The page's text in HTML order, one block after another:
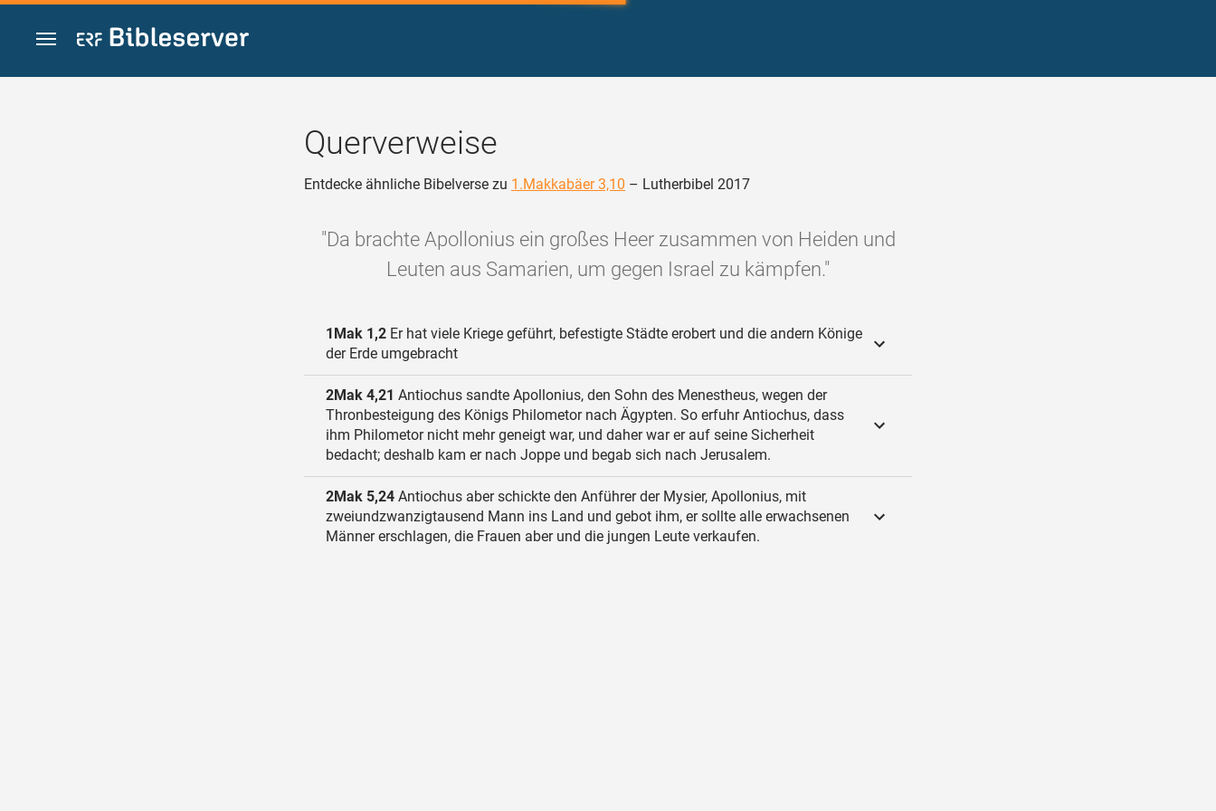
Zum Inhalt springen
Querverweise
Entdecke ähnliche Bibelverse zu 1.Makkabäer 3,10 – Lutherbibel 2017
"Da brachte Apollonius ein großes Heer zusammen von Heiden und
Leuten aus Samarien, um gegen Israel zu kämpfen."
1Mak 1,2 Er hat viele Kriege geführt, befestigte Städte erobert und die andern Könige
der Erde umgebracht
2Mak 4,21 Antiochus sandte Apollonius, den Sohn des Menestheus, wegen der
Thronbesteigung des Königs Philometor nach Ägypten. So erfuhr Antiochus, dass
ihm Philometor nicht mehr geneigt war, und daher war er auf seine Sicherheit
bedacht; deshalb kam er nach Joppe und begab sich nach Jerusalem.
2Mak 5,24 Antiochus aber schickte den Anführer der Mysier, Apollonius, mit
zweiundzwanzigtausend Mann ins Land und gebot ihm, er sollte alle erwachsenen
Männer erschlagen, die Frauen aber und die jungen Leute verkaufen.